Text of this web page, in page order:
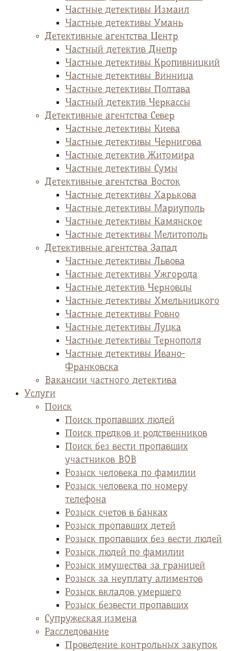
Частные детективы Измаил
Частные детективы Умань
Детективные агентства Центр
Частный детектив Днепр
Частные детективы Кропивницкий
Частные детективы Винница
Частные детективы Полтава
Частный детектив Черкассы
Детективные агентства Север
Частные детективы Киева
Частные детективы Чернигова
Частные детектив Житомира
Частные детективы Сумы
Детективные агентства Восток
Частные детективы Харькова
Частные детективы Мариуполь
Частные детективы Камянское
Частные детективы Мелитополь
Детективные агентства Запад
Частные детективы Львова
Частные детективы Ужгорода
Частные детектив Черновцы
Частные детективы Хмельницкого
Частные детективы Ровно
Частные детективы Луцка
Частные детективы Тернополя
Частные детективы Ивано-
Франковска
Вакансии частного детектива
Услуги
Поиск
Поиск пропавших людей
Поиск предков и родственников
Поиск без вести пропавших
участников ВОВ
Розыск человека по фамилии
Розыск человека по номеру
телефона
Розыск счетов в банках
Розыск пропавших детей
Розыск пропавших без вести людей
Розыск людей по фамилии
Розыск имущества за границей
Розыск за неуплату алиментов
Розыск вкладов умершего
Розыск безвести пропавших
Супружеская измена
Расследование
Проведение контрольных закупок